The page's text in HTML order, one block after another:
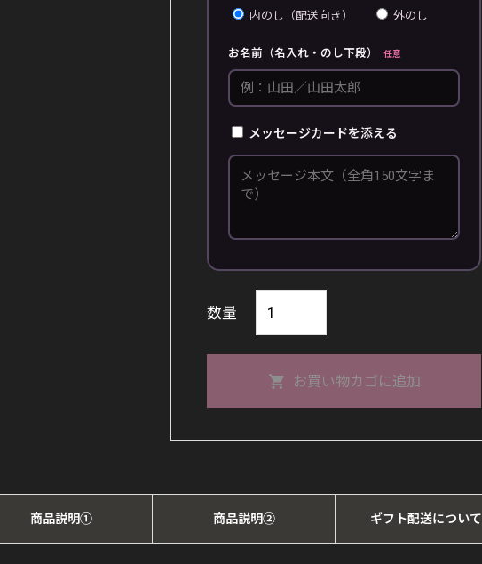
内のし（配送向き） 外のし
お名前（名入れ・のし下段） 任意
メッセージカードを添える
数量
コ
ー
缶
セ
お買い物カゴに追加
商品説明① 商品説明② ギフト配送について